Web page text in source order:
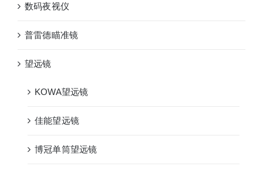
数码夜视仪
普雷德瞄准镜
望远镜
KOWA望远镜
佳能望远镜
博冠单筒望远镜